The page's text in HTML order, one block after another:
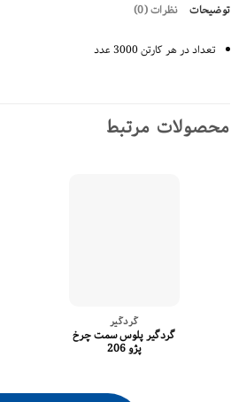
توضیحات نظرات (0)
تعداد در هر کارتن 3000 عدد
محصولات مرتبط
گردگیر
گردگیر پلوس سمت چرخ
پژو 206